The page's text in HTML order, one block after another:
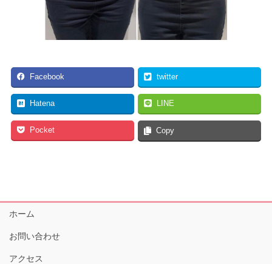
Facebook twitter
Hatena LINE
Pocket Copy
ホーム
お問い合わせ
アクセス